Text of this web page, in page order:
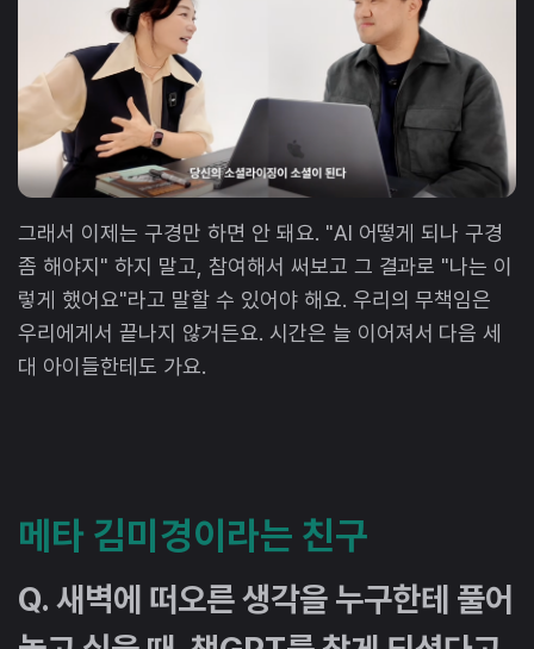
그래서 이제는 구경만 하면 안 돼요. "AI 어떻게 되나 구경
좀 해야지" 하지 말고, 참여해서 써보고 그 결과로 "나는 이
렇게 했어요"라고 말할 수 있어야 해요. 우리의 무책임은
우리에게서 끝나지 않거든요. 시간은 늘 이어져서 다음 세
대 아이들한테도 가요.
메타 김미경이라는 친구
Q. 새벽에 떠오른 생각을 누구한테 풀어